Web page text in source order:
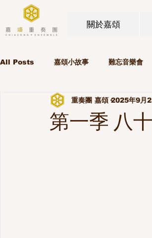
關於嘉頌
All Posts 嘉頌小故事 難忘音樂會
第一季 八
重奏團 嘉頌 2025年9月